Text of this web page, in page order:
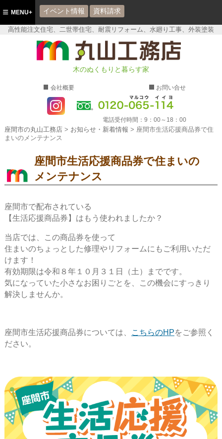
高性能注文住宅、二世帯住宅、耐震リフォーム、水廻り工事、外装塗装
座間市の丸山工務店
木のぬくもりと暮らす家
会社概要 お問い合せ
電話受付時間： 9：00～18：00
MENU+ イベント情報 資料請求
座間市の丸山工務店> お知らせ・新着情報 > 座間市生活応援商品券で住
まいのメンテナンス
座間市生活応援商品券で住まいの
メンテナンス
座間市で配布されている
【生活応援商品券】はもう使われましたか？
当店では、この商品券を使って
住まいのちょっとした修理やリフォームにもご利用いただ
けます！
有効期限は令和８年１０月３１日（土）までです。
気になっていた小さなお困りごとを、この機会にすっきり
解決しませんか。
座間市生活応援商品券については、 こちらのHPをご参照く
ださい。